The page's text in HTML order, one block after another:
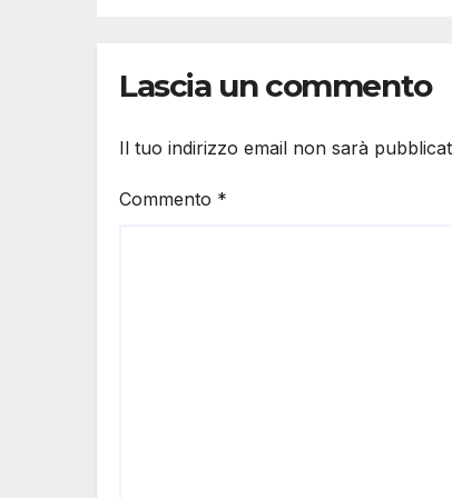
Lascia un commento
Il tuo indirizzo email non sarà
Commento *